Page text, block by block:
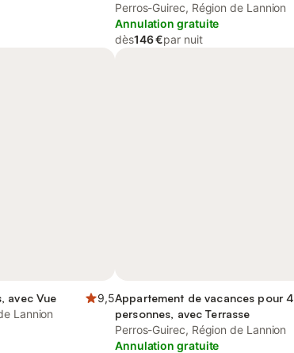
Perros-Guirec, Région de Lannion
Annulation gratuite
dès146 €par nuit
avec Vue
9,5
Lannion
Appartement de vacances pour 4
personnes, avec Terrasse
Perros-Guirec, Région de Lannion
Annulation gratuite